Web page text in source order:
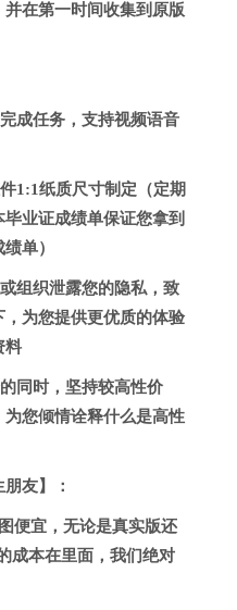
在第一时间收集到原版
成任务，支持视频语音
1:1纸质尺寸制定（定期
业证成绩单保证您拿到
单）
组织泄露您的隐私，致
为您提供更优质的体验
料
同时，坚持较高性价
为您倾情诠释什么是高性
朋友】：
便宜，无论是真实版还
成本在里面，我们绝对